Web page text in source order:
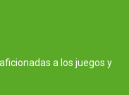
a los juegos y